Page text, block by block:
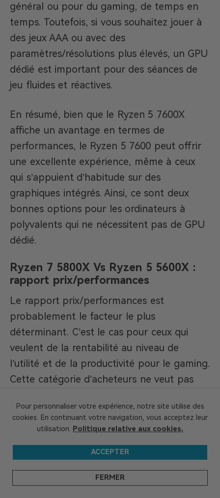
général ou pour du gaming, de temps en
temps. Toutefois, si vous souhaitez jouer à
des jeux AAA ou avec des
paramètres/résolutions plus élevés, un GPU
dédié est important pour des séances de
jeu fluides et réactives.
En résumé, bien que le Ryzen 5 7600X
affiche un avantage en termes de
performances, le Ryzen 5 7600 peut offrir
une excellente expérience, même à ceux
qui s’appuient d’habitude sur des
graphiques intégrés. Ainsi, ce sont deux
bonnes options pour les ordinateurs à
polyvalents qui ne nécessitent pas de GPU
dédié.
Ryzen 7 5800X Vs Ryzen 5 5600X :
rapport prix/performances
Le rapport prix/performances est
probablement le facteur le plus
déterminant. C’est le cas pour ceux qui
veulent de la rentabilité au niveau de
l’utilité et de la productivité pour le gaming.
Cette catégorie d’acheteurs ne veut pas
serviront finalement pas au quotidien.
Lors de sa sortie, le Ryzen 7 5800X s’est
aligné avec les gammes supérieures de
processeurs d’AMD, avec un prix bien
Pour personnaliser votre expérience, notre site utilise des
cookies. En continuant votre navigation, vous acceptez leur
utilisation. Politique relative aux cookies.
ACCEPTER
FERMER